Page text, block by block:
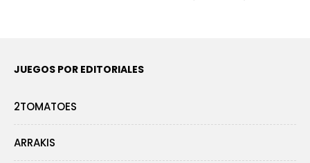
JUEGOS POR EDITORIALES
2TOMATOES
ARRAKIS